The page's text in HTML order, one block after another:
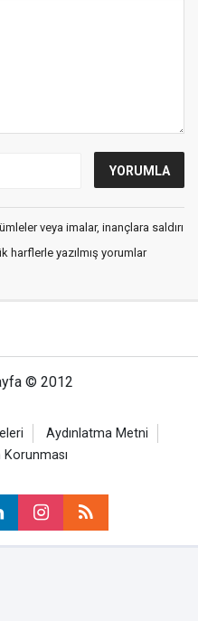
veya imalar, inançlara saldırı
harflerle yazılmış yorumlar
© 2012
Aydınlatma Metni
Korunması